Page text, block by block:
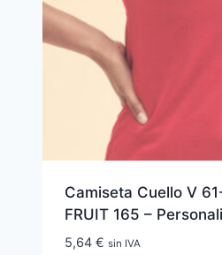
Camiseta Cuello V
FRUIT 165 –
5,64 € sin IVA